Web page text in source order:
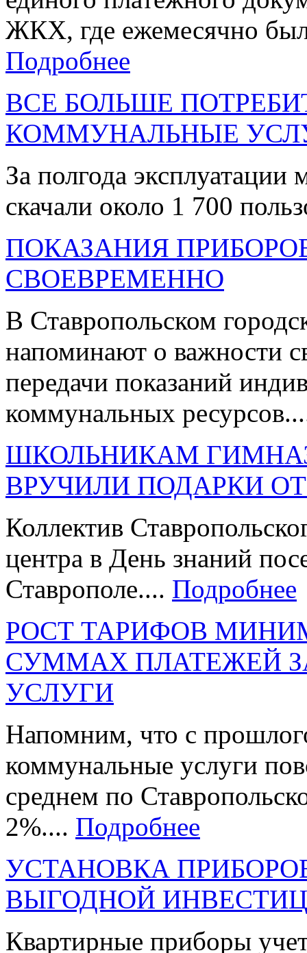
ЖКХ, где ежемесячно
Подробнее
ВСЕ БОЛЬШЕ
КОММУНАЛЬНЫЕ
За полгода
скачали около 1 700
ПОКАЗАНИЯ
СВОЕВРЕМЕННО
В Ставропольском
напоминают о важности
передачи показаний
коммунальных
ШКОЛЬНИКАМ
ВРУЧИЛИ ПОДАРКИ
Коллектив
центра в День знаний
Ставрополе.... Подробнее
РОСТ ТАРИФОВ
СУММАХ ПЛАТЕЖЕЙ
УСЛУГИ
Напомним, что с
коммунальные услуги
среднем по
2%.... Подробнее
УСТАНОВКА
ВЫГОДНОЙ
Квартирные приборы